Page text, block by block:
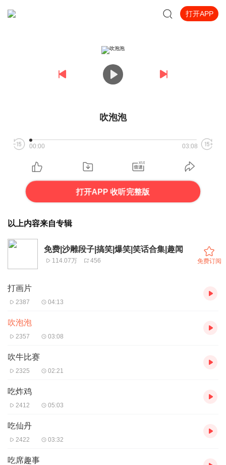
打开APP
吹泡泡
00:00 03:08
打开APP 收听完整版
以上内容来自专辑
免费|沙雕段子|搞笑|爆笑|笑话合集|趣闻
114.07万 456 免费订阅
打画片
2387 04:13
吹泡泡
2357 03:08
吹牛比赛
2325 02:21
吃炸鸡
2412 05:03
吃仙丹
2422 03:32
吃席趣事